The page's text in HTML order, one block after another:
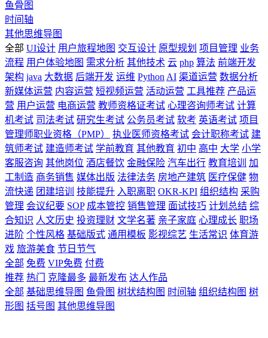
鱼骨图
时间轴
其他思维导图
全部 UI设计 用户旅程地图 交互设计 原型规划 项目管理 业务
流程 用户体验地图 需求分析 其他技术 云 php 算法 前端开发
架构 java 大数据 后端开发 运维 Python AI 渠道运营 数据分析
新媒体运营 内容运营 短视频运营 活动运营 工具推荐 产品运
营 用户运营 电商运营 教师资格证考试 心理咨询师考试 计算
机考试 司法考试 研究生考试 公务员考试 软考 英语考试 项目
管理师职业资格（PMP）
执业医师资格考试 会计职称考试 建
筑师考试 建造师考试 学前教育 其他教育 初中 高中 大学 小学
客服咨询 其他岗位 酒店餐饮 金融保险 汽车出行 教育培训
加
工制造 商务销售 媒体出版 法律法务 房地产建筑 医疗保健 物
流快递 团建培训 技能提升 入职离职 OKR-KPI 组织结构 采购
管理 会议纪要 SOP 成本管控 销售管理 面试技巧 计划总结 综
合知识 人文历史 投资理财 文学名著 亲子家庭 心理成长 职场
进阶 个性风格 基础版式 通用模板 影视综艺 生活常识 体育游
戏 旅游美食 节日节气
全部 免费 VIP免费 付费
推荐 热门 克隆最多 最新发布 达人作品
全部 基础思维导图 鱼骨图 树状结构图 时间轴 组织结构图 树
形图 括号图 其他思维导图